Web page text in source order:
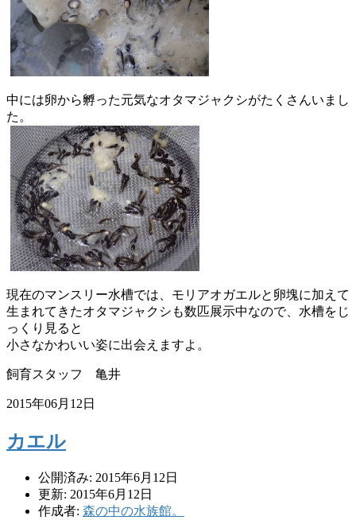
中には卵から孵った元気なオタマジャクシがたくさんいまし
た。
現在のマンスリー水槽では、 モリアオガエルと卵塊に加えて
生まれてきたオタマジャクシも数匹展示中なので、 水槽をじ
っくり見ると
小さなかわいい姿に出会えますよ。
飼育スタッフ 亀井
2015年06月12日
カエル
公開済み: 2015年6月12日
更新: 2015年6月12日
作成者: 森の中の水族館。